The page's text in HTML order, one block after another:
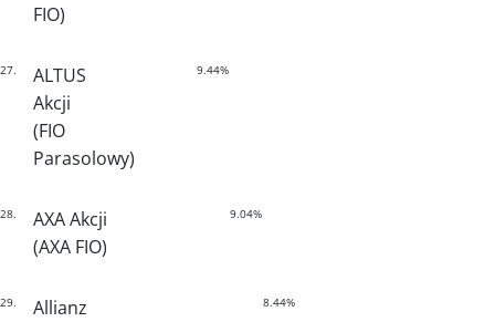
FIO)
27.
ALTUS
Akcji
(FIO
Parasolowy)
9.44%
28.
AXA Akcji
(AXA FIO)
9.04%
29.
Allianz
8.44%